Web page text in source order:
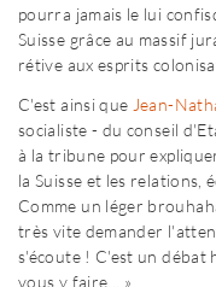
pourra jamais le lui
Suisse grâce au massif
rétive aux esprits
C'est ainsi que Jean-
socialiste - du conseil
à la tribune pour
la Suisse et les relations,
Comme un léger
très vite demander
s'écoute ! C'est un débat
vous y faire... »